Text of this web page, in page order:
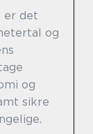
er det
og
og
sikre